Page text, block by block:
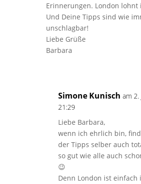
Erinnerungen. London lohnt
Und Deine Tipps sind wie
unschlagbar!
Liebe Grüße
Barbara
Simone Kunisch am 2.
21:29
Liebe Barbara,
wenn ich ehrlich bin,
der Tipps selber auch
so gut wie alle auch
😉
Denn London ist einfach